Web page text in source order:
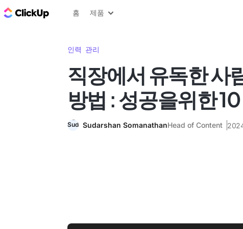
ClickUp 블로그
홈 제품
인력 관리
직장에서 유독한 사
방법 : 성공을위한
Sudarshan SomanathanHead of Content